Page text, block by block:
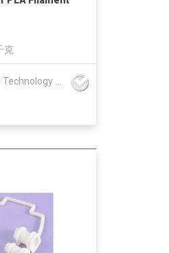
克
Landu Innovations Technology Co., Ltd.